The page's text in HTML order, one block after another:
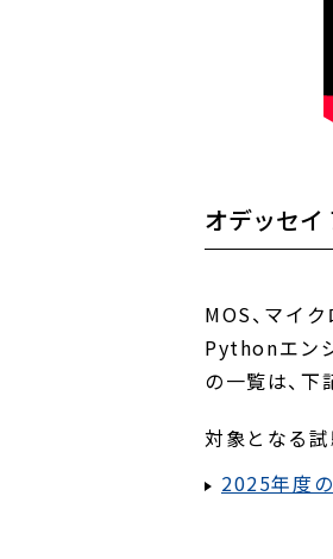
オデッセイ
MOS、マイ
Pythonエン
の一覧は、下
対象となる
2025年度